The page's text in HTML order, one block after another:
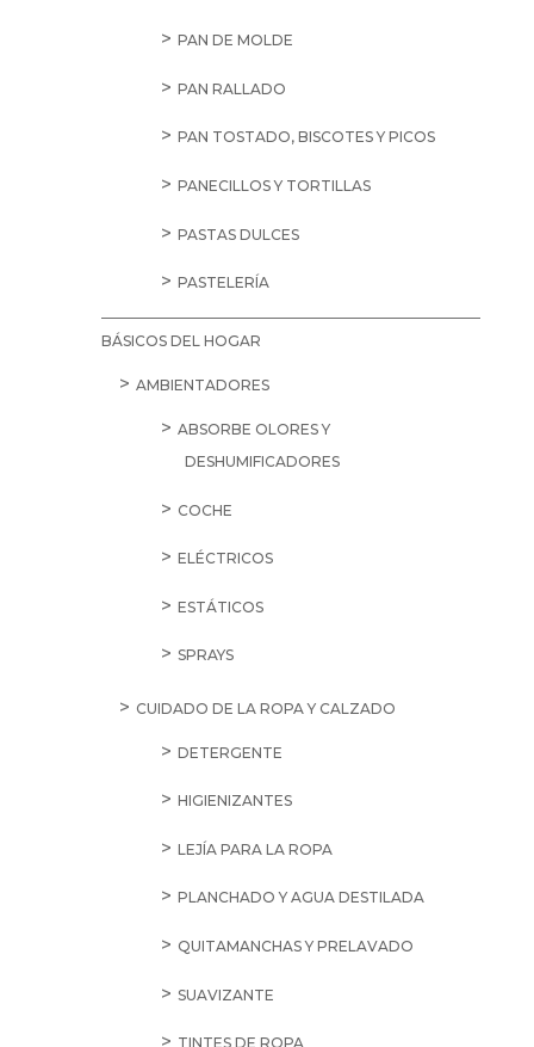
PAN DE MOLDE
PAN RALLADO
PAN TOSTADO, BISCOTES Y PICOS
PANECILLOS Y TORTILLAS
PASTAS DULCES
PASTELERÍA
BÁSICOS DEL HOGAR
AMBIENTADORES
ABSORBE OLORES Y
DESHUMIFICADORES
COCHE
ELÉCTRICOS
ESTÁTICOS
SPRAYS
CUIDADO DE LA ROPA Y CALZADO
DETERGENTE
HIGIENIZANTES
LEJÍA PARA LA ROPA
PLANCHADO Y AGUA DESTILADA
QUITAMANCHAS Y PRELAVADO
SUAVIZANTE
TINTES DE ROPA